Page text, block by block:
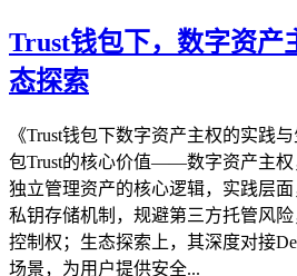
Trust钱包下，数字资产
态探索
《Trust钱包下数字资产主权的实践
包Trust的核心价值——数字资产主权
独立管理资产的核心逻辑，实践层
私钥存储机制，规避第三方托管风
控制权；生态探索上，其深度对接
场景，为用户提供安全...